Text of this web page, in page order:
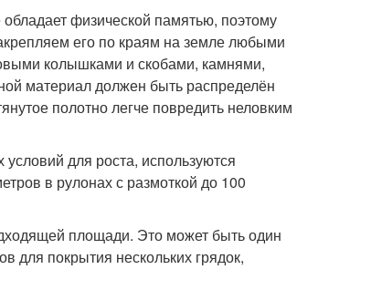
физической памятью, поэтому
его по краям на земле любыми
колышками и скобами, камнями,
материал должен быть распределён
полотно легче повредить неловким
для роста, используются
в рулонах с размоткой до 100
площади. Это может быть один
для покрытия нескольких грядок,